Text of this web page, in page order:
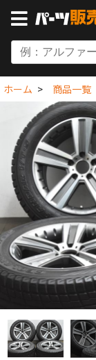
ホーム 商品一覧